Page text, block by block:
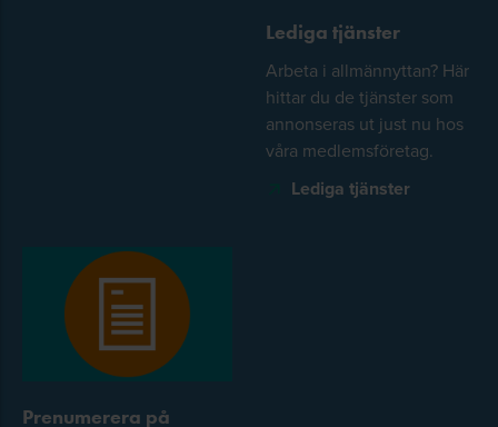
Lediga tjänster
Arbeta i allmännyttan? Här
hittar du de tjänster som
annonseras ut just nu hos
våra medlemsföretag.
Lediga tjänster
Prenumerera på